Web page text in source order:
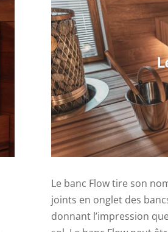
Le banc Flow tire son
joints en onglet des
donnant l’impression